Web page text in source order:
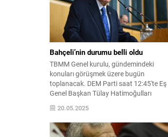
Bahçeli’nin durumu belli oldu
TBMM Genel kurulu, gündemindeki
konuları görüşmek üzere bugün
toplanacak. DEM Parti saat 12:45'te Eş
Genel Başkan Tülay Hatimoğulları
Grup Toplantısı gerçekleştirilecek.
BAHÇELİ'NİN DURUMU BELLİ OLDU
AA'nın ...
20.05.2025